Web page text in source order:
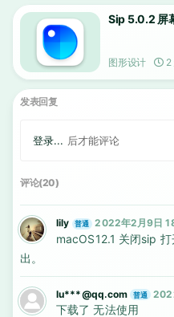
Sip 5.0.2 屏
图形设计 2
发表回复
登录... 后才能评论
评论(20)
lily 普通 2022年2月9日
macOS12.1 关闭sip
出。
lu***@qq.com 普通
下载了 无法使用